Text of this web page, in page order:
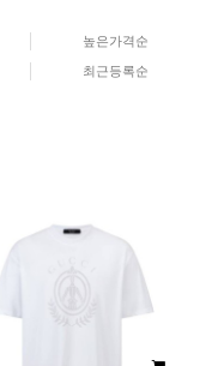
높은가격순
최근등록순